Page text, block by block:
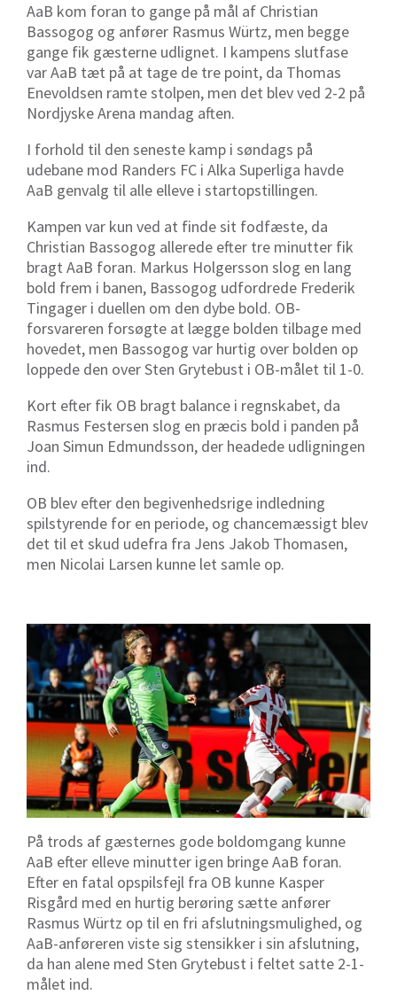
AaB kom foran to gange på mål af Christian
Bassogog og anfører Rasmus Würtz, men begge
gange fik gæsterne udlignet. I kampens slutfase
var AaB tæt på at tage de tre point, da Thomas
Enevoldsen ramte stolpen, men det blev ved 2-2 på
Nordjyske Arena mandag aften.
I forhold til den seneste kamp i søndags på
udebane mod Randers FC i Alka Superliga havde
AaB genvalg til alle elleve i startopstillingen.
Kampen var kun ved at finde sit fodfæste, da
Christian Bassogog allerede efter tre minutter fik
bragt AaB foran. Markus Holgersson slog en lang
bold frem i banen, Bassogog udfordrede Frederik
Tingager i duellen om den dybe bold. OB-
forsvareren forsøgte at lægge bolden tilbage med
hovedet, men Bassogog var hurtig over bolden op
loppede den over Sten Grytebust i OB-målet til 1-0.
Kort efter fik OB bragt balance i regnskabet, da
Rasmus Festersen slog en præcis bold i panden på
Joan Simun Edmundsson, der headede udligningen
ind.
OB blev efter den begivenhedsrige indledning
spilstyrende for en periode, og chancemæssigt blev
det til et skud udefra fra Jens Jakob Thomasen,
men Nicolai Larsen kunne let samle op.
På trods af gæsternes gode boldomgang kunne
AaB efter elleve minutter igen bringe AaB foran.
Efter en fatal opspilsfejl fra OB kunne Kasper
Risgård med en hurtig berøring sætte anfører
Rasmus Würtz op til en fri afslutningsmulighed, og
AaB-anføreren viste sig stensikker i sin afslutning,
da han alene med Sten Grytebust i feltet satte 2-1-
målet ind.